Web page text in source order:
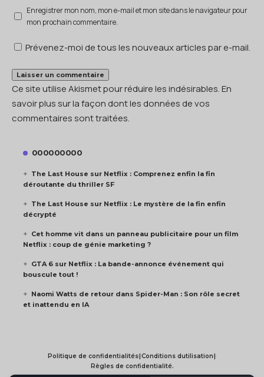
Enregistrer mon nom, mon e-mail et mon site dans le navigateur pour
mon prochain commentaire.
Prévenez-moi de tous les nouveaux articles par e-mail.
Ce site utilise Akismet pour réduire les indésirables.En
savoir plus sur la façon dont les données de vos
commentaires sont traitées.
000000000
The Last House sur Netflix : Comprenez enfin la fin
déroutante du thriller SF
The Last House sur Netflix : Le mystère de la fin enfin
décrypté
Cet homme vit dans un panneau publicitaire pour un film
Netflix : coup de génie marketing ?
GTA 6 sur Netflix : La bande-annonce événement qui
bouscule tout !
Naomi Watts de retour dans Spider-Man : Son rôle secret
et inattendu en IA
Politique de confidentialités|Conditions dutilisation|
Règles de confidentialité.